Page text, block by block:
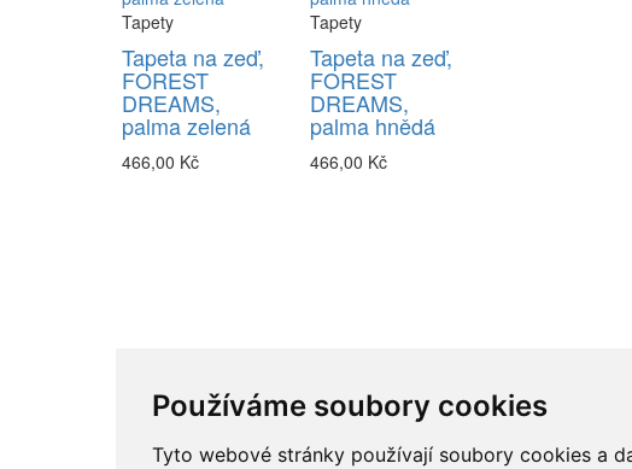
Používáme soubory cookies
Tyto webové stránky používají soubory cookies a
Tapety
Tapeta na zeď,
FOREST
DREAMS,
palma zelená
466,00 Kč
Tapety
Tapeta na zeď,
FOREST
DREAMS,
palma hnědá
466,00 Kč